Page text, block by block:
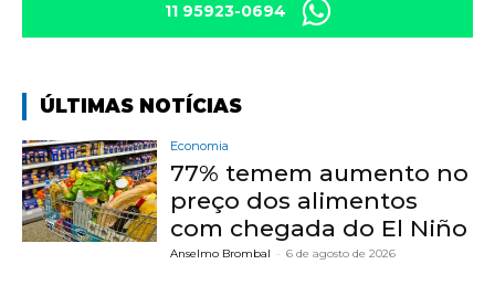
11 95923-0694
ÚLTIMAS NOTÍCIAS
Economia
77% temem aumento no
preço dos alimentos
com chegada do El Niño
Anselmo Brombal - 6 de agosto de 2026